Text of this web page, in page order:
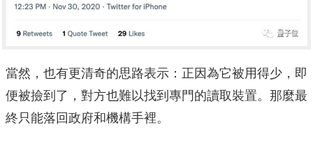
當然，也有更清奇的思路表示：正因為它被用得少，即
便被撿到了，對方也難以找到專門的讀取裝置。那麼最
終只能落回政府和機構手裡。